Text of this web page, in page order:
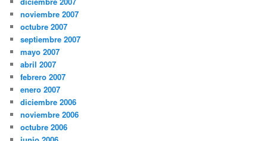
noviembre 2007
octubre 2007
septiembre 2007
mayo 2007
abril 2007
febrero 2007
enero 2007
diciembre 2006
noviembre 2006
octubre 2006